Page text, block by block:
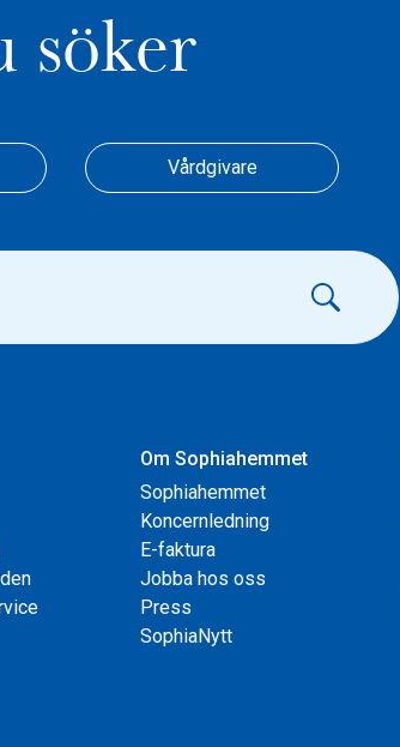
söker
Vårdgivare
Om Sophiahemmet
Sophiahemmet
Koncernledning
E-faktura
Jobba hos oss
Press
SophiaNytt